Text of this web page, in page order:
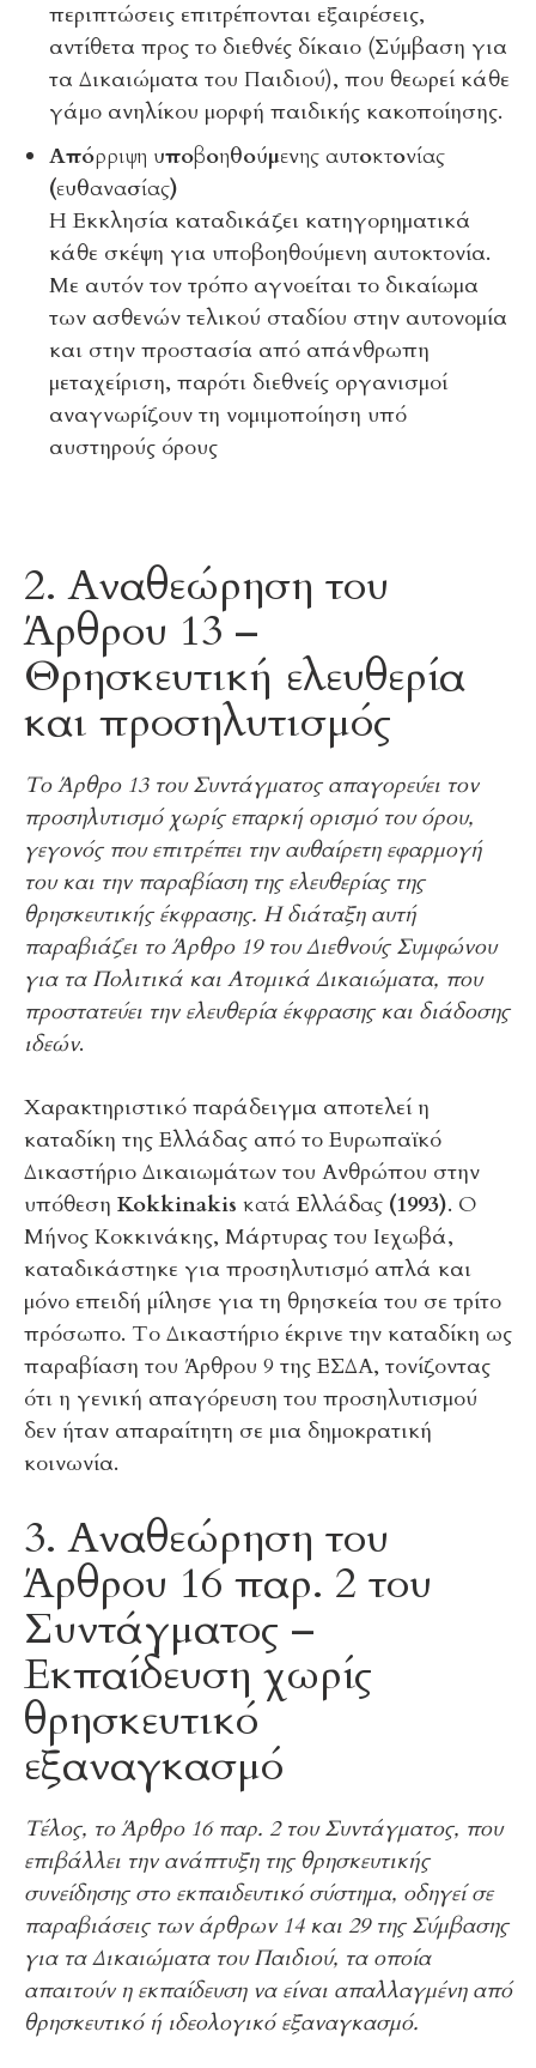
περιπτώσεις επιτρέπονται εξαιρέσεις,
αντίθετα προς το διεθνές δίκαιο (Σύμβαση για
τα Δικαιώματα του Παιδιού), που θεωρεί κάθε
γάμο ανηλίκου μορφή παιδικής κακοποίησης.
Απόρριψη υποβοηθούμενης αυτοκτονίας
(ευθανασίας)
Η Εκκλησία καταδικάζει κατηγορηματικά
κάθε σκέψη για υποβοηθούμενη αυτοκτονία.
Με αυτόν τον τρόπο αγνοείται το δικαίωμα
των ασθενών τελικού σταδίου στην αυτονομία
και στην προστασία από απάνθρωπη
μεταχείριση, παρότι διεθνείς οργανισμοί
αναγνωρίζουν τη νομιμοποίηση υπό
αυστηρούς όρους
2. Αναθεώρηση του
Άρθρου 13 –
Θρησκευτική ελευθερία
και προσηλυτισμός
Το Άρθρο 13 του Συντάγματος απαγορεύει τον
προσηλυτισμό χωρίς επαρκή ορισμό του όρου,
γεγονός που επιτρέπει την αυθαίρετη εφαρμογή
του και την παραβίαση της ελευθερίας της
θρησκευτικής έκφρασης. Η διάταξη αυτή
παραβιάζει το Άρθρο 19 του Διεθνούς Συμφώνου
για τα Πολιτικά και Ατομικά Δικαιώματα, που
προστατεύει την ελευθερία έκφρασης και διάδοσης
ιδεών.
Χαρακτηριστικό παράδειγμα αποτελεί η
καταδίκη της Ελλάδας από το Ευρωπαϊκό
Δικαστήριο Δικαιωμάτων του Ανθρώπου στην
υπόθεση Kokkinakis κατά Ελλάδας (1993). Ο
Μήνος Κοκκινάκης, Μάρτυρας του Ιεχωβά,
καταδικάστηκε για προσηλυτισμό απλά και
μόνο επειδή μίλησε για τη θρησκεία του σε τρίτο
πρόσωπο. Το Δικαστήριο έκρινε την καταδίκη ως
παραβίαση του Άρθρου 9 της ΕΣΔΑ, τονίζοντας
ότι η γενική απαγόρευση του προσηλυτισμού
δεν ήταν απαραίτητη σε μια δημοκρατική
κοινωνία.
3. Αναθεώρηση του
Άρθρου 16 παρ. 2 του
Συντάγματος –
Εκπαίδευση χωρίς
θρησκευτικό
εξαναγκασμό
Τέλος, το Άρθρο 16 παρ. 2 του Συντάγματος, που
επιβάλλει την ανάπτυξη της θρησκευτικής
συνείδησης στο εκπαιδευτικό σύστημα, οδηγεί σε
παραβιάσεις των άρθρων 14 και 29 της Σύμβασης
για τα Δικαιώματα του Παιδιού, τα οποία
απαιτούν η εκπαίδευση να είναι απαλλαγμένη από
θρησκευτικό ή ιδεολογικό εξαναγκασμό.